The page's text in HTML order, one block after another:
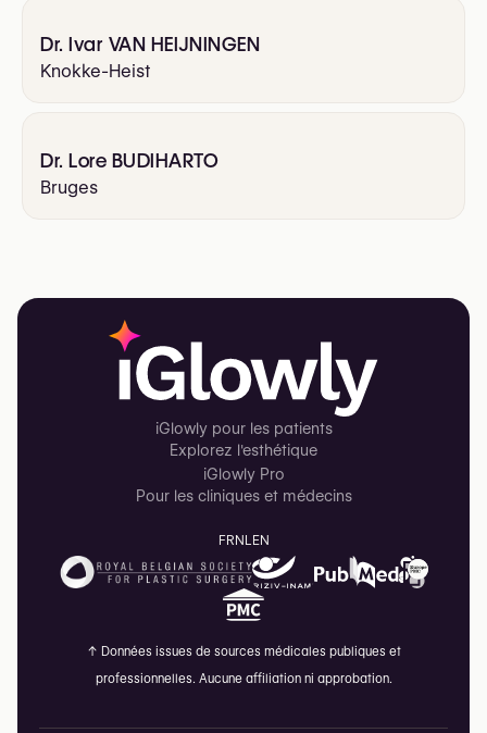
Dr. Ivar VAN HEIJNINGEN
Knokke-Heist
Dr. Lore BUDIHARTO
Bruges
iGlowly pour les patients
Explorez l'esthétique
iGlowly Pro
Pour les cliniques et médecins
FRNL EN
↑ Données issues de sources médicales publiques et
professionnelles. Aucune affiliation ni approbation.